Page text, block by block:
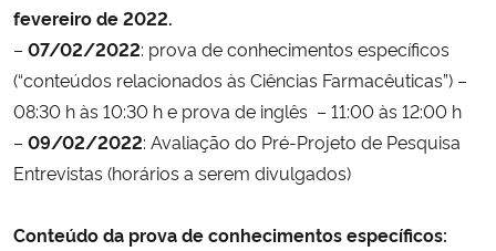
Controladoria-Geral da União
Ministério da Mulher, da Família e dos Direitos Humanos
fevereirode 2022.
– 07/02/2022: prova de conhecimentos específicos
(“conteúdos relacionados às Ciências Farmacêuticas”) –
08:30 h às 10:30 h e prova de inglês – 11:00 às 12:00 h
– 09/02/2022: Avaliação do Pré-Projeto de Pesquisa
Entrevistas (horários a serem divulgados)
Conteúdo da prova de conhecimentos específicos: